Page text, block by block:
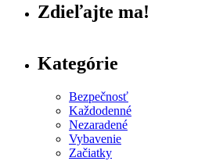
Zdieľajte ma!
Kategórie
Bezpečnosť
Každodenné
Nezaradené
Vybavenie
Začiatky